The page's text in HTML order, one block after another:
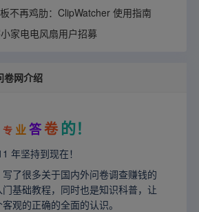
不再鸡肋：ClipWatcher 使用指南
小家电电风扇用户招募
卷网介绍
专 业答卷 的！
年坚持到现在！
了很多关于国内外问卷调查赚钱的
基础教程，同时也是知识科普，让
观的正确的全面的认识。